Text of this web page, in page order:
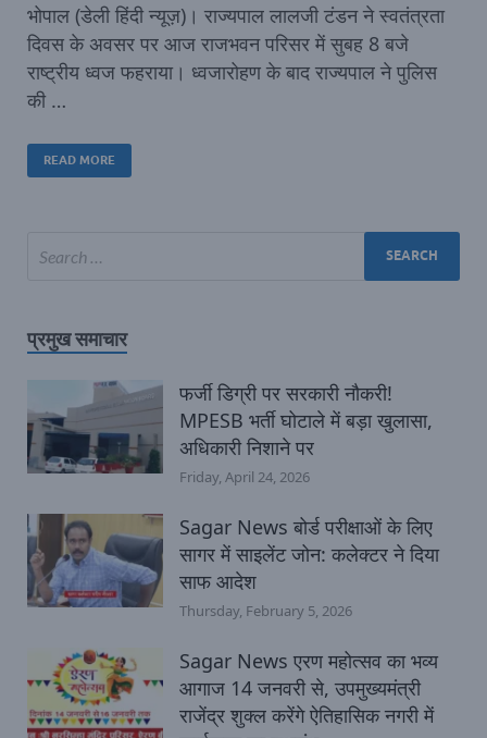
भोपाल (डेली हिंदी न्‍यूज़)। राज्यपाल लालजी टंडन ने स्वतंत्रता
दिवस के अवसर पर आज राजभवन परिसर में सुबह 8 बजे
राष्ट्रीय ध्वज फहराया। ध्वजारोहण के बाद राज्यपाल ने पुलिस
की …
READ MORE
प्रमुख समाचार
फर्जी डिग्री पर सरकारी नौकरी!
MPESB भर्ती घोटाले में बड़ा खुलासा,
अधिकारी निशाने पर
Friday, April 24, 2026
Sagar News बोर्ड परीक्षाओं के लिए
सागर में साइलेंट जोन: कलेक्टर ने दिया
साफ आदेश
Thursday, February 5, 2026
Sagar News एरण महोत्सव का भव्य
आगाज 14 जनवरी से, उपमुख्यमंत्री
राजेंद्र शुक्ल करेंगे ऐतिहासिक नगरी में